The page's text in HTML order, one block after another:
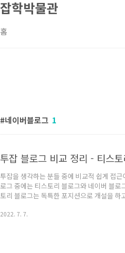
잡학박물관
홈
네이버블로그 1
투잡 블로그 비교 정리 - 티스
투잡을 생각하는 분들 중에 비교적 쉽게 접
로그 중에는 티스토리 블로그와 네이버 블
토리 블로그는 독특한 포지션으로 개설을
이 많아서 각각 블로그의 특장점일 비교해
2022. 7. 7.